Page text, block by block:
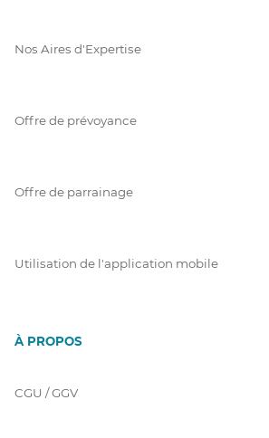
Nos Aires d'Expertise
Offre de prévoyance
Offre de parrainage
Utilisation de l'application mobile
À PROPOS
CGU / GGV